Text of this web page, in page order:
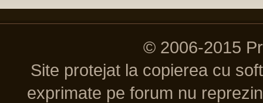
© 2006-2015
Site protejat la copierea cu
exprimate pe forum nu